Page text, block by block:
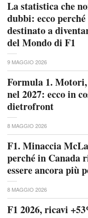
La statistica che
dubbi: ecco
destinato a
del Mondo di F1
9 MAGGIO 2026
Formula 1.
nel 2027: ecco in
dietrofront
8 MAGGIO 2026
F1. Minaccia
perché in Canada
essere ancora più
8 MAGGIO 2026
F1 2026, ricavi